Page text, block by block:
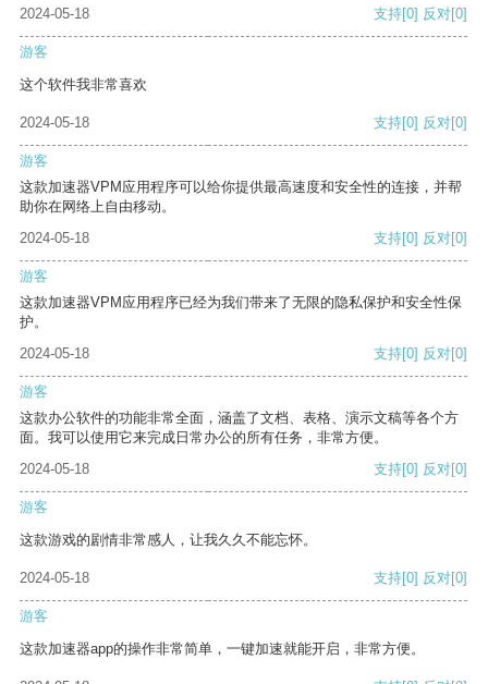
2024-05-18 支持[0] 反对[0]
游客
这个软件我非常喜欢
2024-05-18 支持[0] 反对[0]
游客
这款加速器VPM应用程序可以给你提供最高速度和安全性的连接，并帮
助你在网络上自由移动。
2024-05-18
支持[0] 反对[0]
游客
这款加速器VPM应用程序已经为我们带来了无限的隐私保护和安全性保
护。
2024-05-18
支持[0] 反对[0]
游客
这款办公软件的功能非常全面，涵盖了文档、表格、演示文稿等各个方
面。我可以使用它来完成日常办公的所有任务，非常方便。
2024-05-18
支持[0] 反对[0]
游客
这款游戏的剧情非常感人，让我久久不能忘怀。
2024-05-18 支持[0] 反对[0]
游客
这款加速器app的操作非常简单，一键加速就能开启，非常方便。